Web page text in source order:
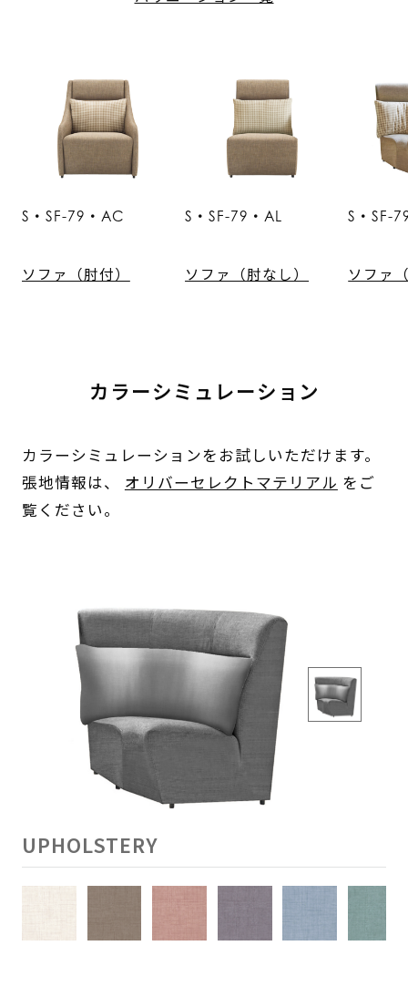
S・SF-79・AC
ソファ（肘付）
S・SF-79・AL
ソファ（肘なし）
S・SF-
ソファ
カラーシミュレーション
カラーシミュレーションをお試しいただけます。
張地情報は、 オリバーセレクトマテリアル をご
覧ください。
UPHOLSTERY